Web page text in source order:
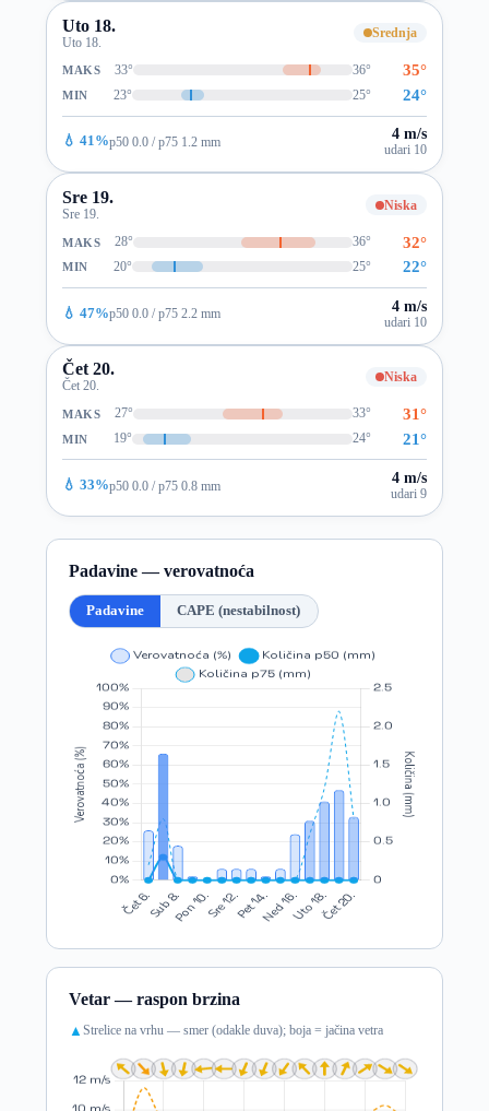
Uto 18.
Uto 18.
Srednja
MAKS 33° 36° 35°
MIN 23° 25° 24°
💧 41%p50 0.0 / p75 1.2 mm 4 m/s
udari 10
Sre 19.
Sre 19.
Niska
MAKS 28° 36° 32°
MIN 20° 25° 22°
💧 47%p50 0.0 / p75 2.2 mm 4 m/s
udari 10
Čet 20.
Čet 20.
Niska
MAKS 27° 33° 31°
MIN 19° 24° 21°
💧 33%p50 0.0 / p75 0.8 mm 4 m/s
udari 9
Padavine — verovatnoća
Padavine CAPE (nestabilnost)
Vetar — raspon brzina
▲ Strelice na vrhu — smer (odakle duva); boja = jačina vetra